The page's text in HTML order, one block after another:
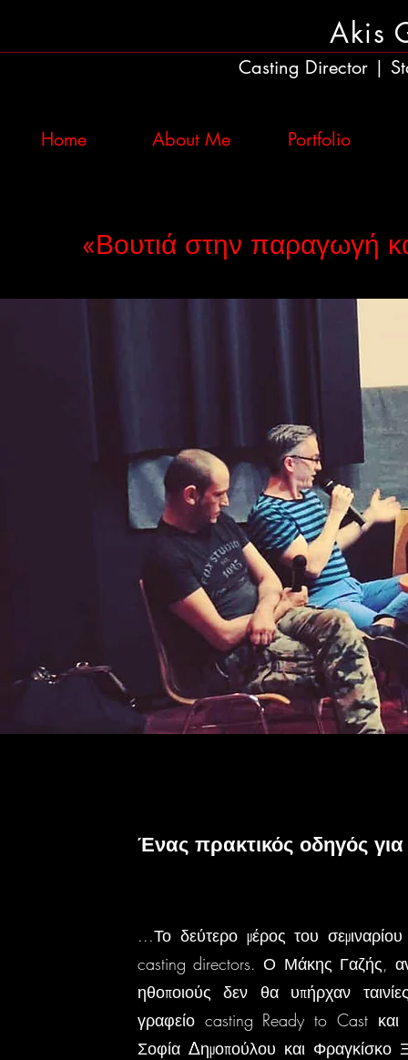
Akis
Casting Director |
Home About Me Portfolio
«Βουτιά στην παραγωγή
Ένας πρακτικός οδηγός
...Το δεύτερο μέρος του
casting directors. Ο Μάκης Γαζής,
ηθοποιούς δεν θα υπήρχαν
γραφείο casting Ready to Cast και
Σοφία Δημοπούλου και Φραγκίσκο